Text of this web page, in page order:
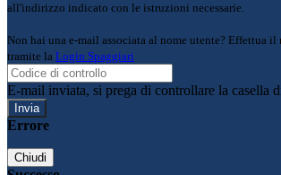
all'indirizzo indicato con le istruzioni necessarie.
Non hai una e-mail associata al nome utente? Effettua il
tramite la Login Spaggiari
E-mail inviata, si prega di controllare la casella
Errore
Chiudi